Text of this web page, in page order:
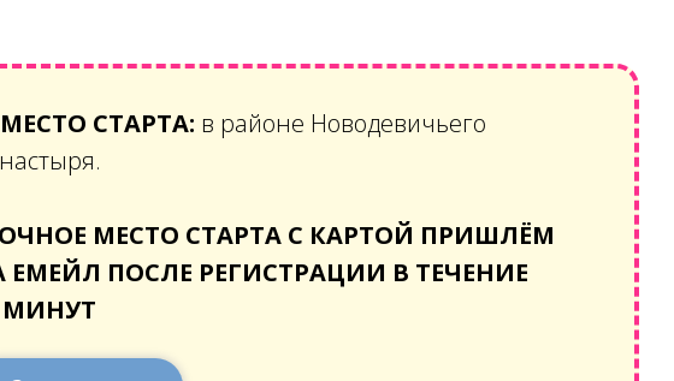
МЕСТО СТАРТА: в районе Новодевичьего
МЕСТО СТАРТА С КАРТОЙ ПРИШЛЁМ
ЕМЕЙЛ ПОСЛЕ РЕГИСТРАЦИИ В ТЕЧЕНИЕ
МИНУТ